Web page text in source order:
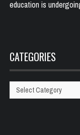
education is
CATEGORIES
Categories